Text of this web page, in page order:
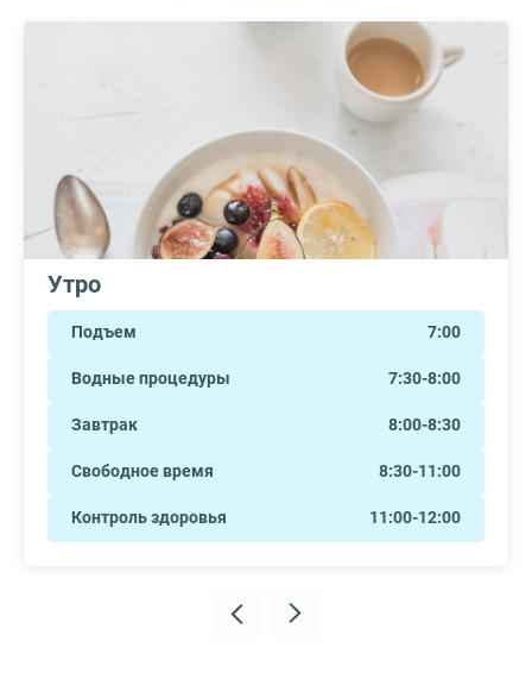
Утро
Подъем 7:00
Водные процедуры 7:30-8:00
Завтрак 8:00-8:30
Свободное время 8:30-11:00
Контроль здоровья 11:00-12:00